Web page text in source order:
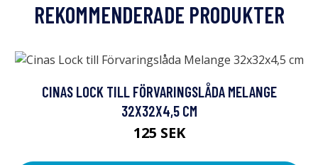
REKOMMENDERADE PRODUKTER
CINAS LOCK TILL FÖRVARINGSLÅDA MELANGE
32X32X4,5 CM
125 SEK